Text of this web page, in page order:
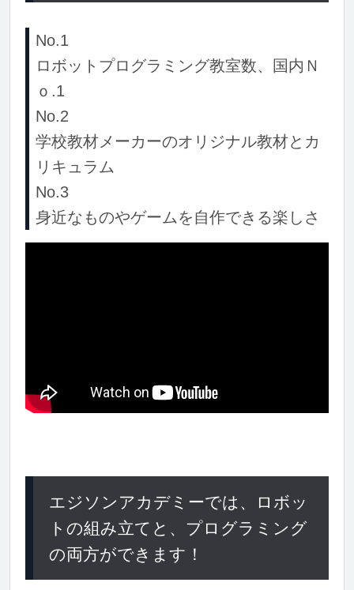
No.1
ロボットプログラミング教室数、国内Ｎ
ｏ.1
No.2
学校教材メーカーのオリジナル教材とカ
リキュラム
No.3
身近なものやゲームを自作できる楽しさ
エジソンアカデミーでは、ロボッ
トの組み立てと、プログラミング
の両方ができます！